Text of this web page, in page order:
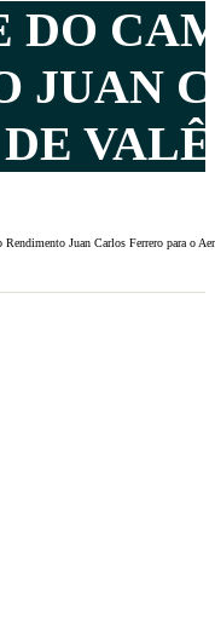
DO
JUAN
Juan Carlos Ferrero para o